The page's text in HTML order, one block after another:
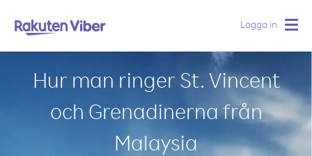
Logga in
Hur man ringer St. Vincent
och Grenadinerna från
Malaysia